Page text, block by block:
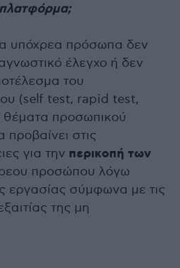
πλατφόρμα;
υπόχρεα πρόσωπα δεν
έλεγχο ή δεν
του
(self test, rapid test,
θέματα προσωπικού
στις
για την περικοπή των
προσώπου λόγω
εργασίας σύμφωνα με τις
της μη